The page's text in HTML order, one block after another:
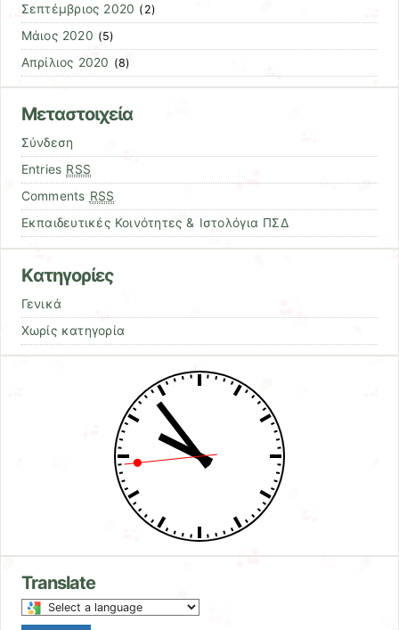
Σεπτέμβριος 2020 (2)
Μάιος 2020 (5)
Απρίλιος 2020 (8)
Μεταστοιχεία
Σύνδεση
Entries RSS
Comments RSS
Εκπαιδευτικές Κοινότητες & Ιστολόγια ΠΣΔ
Kατηγορίες
Γενικά
Χωρίς κατηγορία
Translate
Select
a